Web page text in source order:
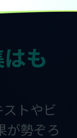
も
トやビ
が勢ぞろ